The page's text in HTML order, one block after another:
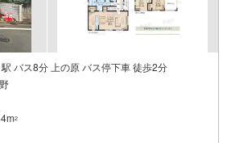
バス8分 上の原 バス停下車 徒歩2分
2